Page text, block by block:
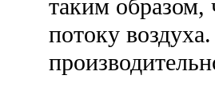
таким образом,
потоку